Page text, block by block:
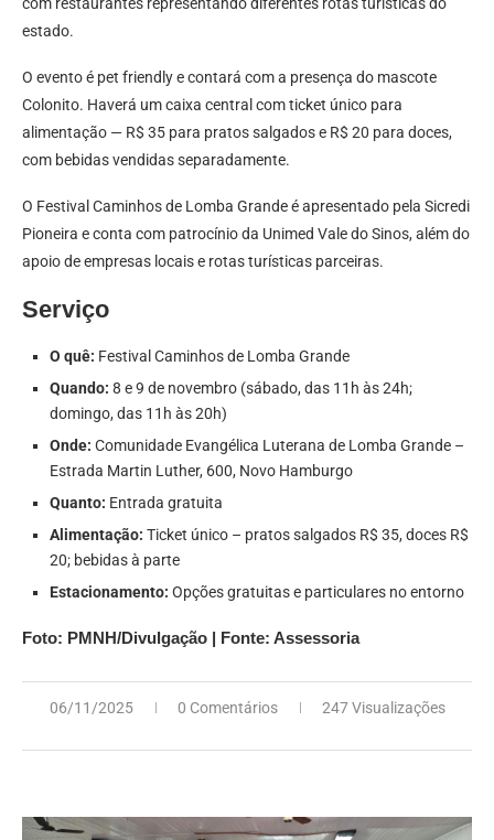
estado.
O evento é pet friendly e contará com a presença do mascote
Colonito. Haverá um caixa central com ticket único para
alimentação — R$ 35 para pratos salgados e R$ 20 para doces,
com bebidas vendidas separadamente.
O Festival Caminhos de Lomba Grande é apresentado pela Sicredi
Pioneira e conta com patrocínio da Unimed Vale do Sinos, além do
apoio de empresas locais e rotas turísticas parceiras.
Serviço
O quê: Festival Caminhos de Lomba Grande
Quando: 8 e 9 de novembro (sábado, das 11h às 24h;
domingo, das 11h às 20h)
Onde: Comunidade Evangélica Luterana de Lomba Grande –
Estrada Martin Luther, 600, Novo Hamburgo
Quanto: Entrada gratuita
Alimentação: Ticket único – pratos salgados R$ 35, doces R$
20; bebidas à parte
Estacionamento: Opções gratuitas e particulares no entorno
Foto: PMNH/Divulgação | Fonte: Assessoria
06/11/2025 0 Comentários 247 Visualizações